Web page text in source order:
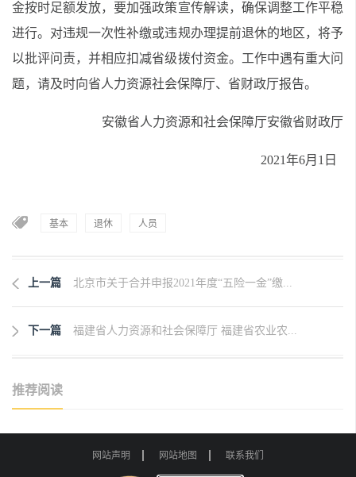
金按时足额发放，要加强政策宣传解读，确保调整工作平稳
进行。对违规一次性补缴或违规办理提前退休的地区，将予
以批评问责，并相应扣减省级拨付资金。工作中遇有重大问
题，请及时向省人力资源社会保障厅、省财政厅报告。
安徽省人力资源和社会保障厅安徽省财政厅
2021年6月 1 日
基本 退休 人员
上一篇 北京市关于合并申报2021年度“五险一金”缴...
下一篇 福建省人力资源和社会保障厅 福建省农业农...
推荐阅读
网站声明 网站地图 联系我们